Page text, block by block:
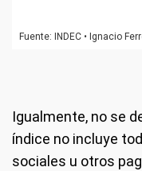
Igualmente, no se
índice no incluye
sociales u otros